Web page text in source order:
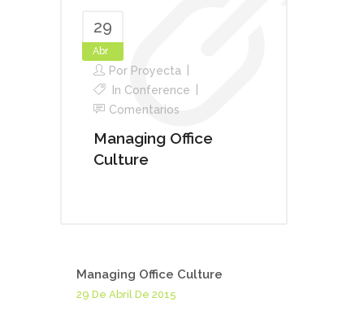
29
Abr
Por Proyecta
In Conference
Comentarios
Managing Office
Culture
Managing Office Culture
29 De Abril De 2015